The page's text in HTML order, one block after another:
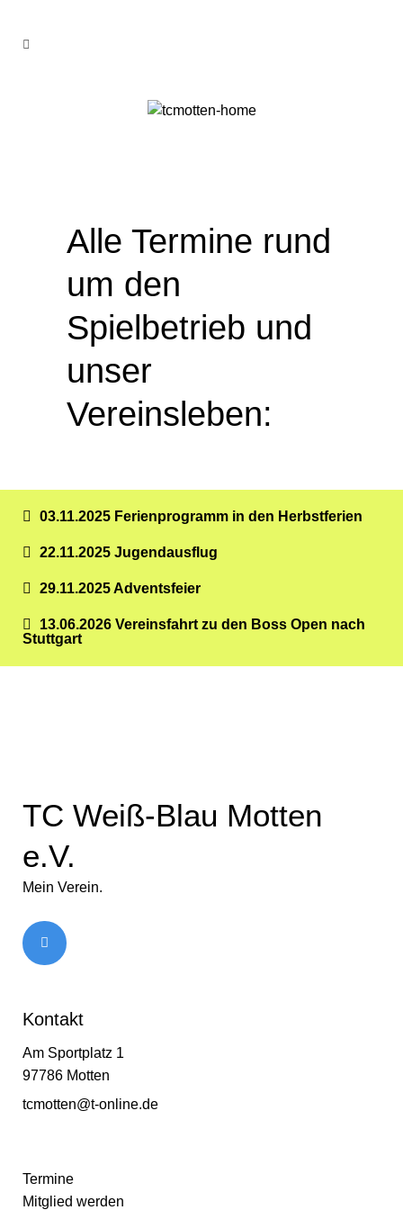
Alle Termine rund
um den
Spielbetrieb und
unser
Vereinsleben:
03.11.2025 Ferienprogramm in den Herbstferien
22.11.2025 Jugendausflug
29.11.2025 Adventsfeier
13.06.2026 Vereinsfahrt zu den Boss Open nach
Stuttgart
TC Weiß-Blau Motten
e.V.
Mein Verein.
Kontakt
Am Sportplatz 1
97786 Motten
tcmotten@t-online.de
Termine
Mitglied werden